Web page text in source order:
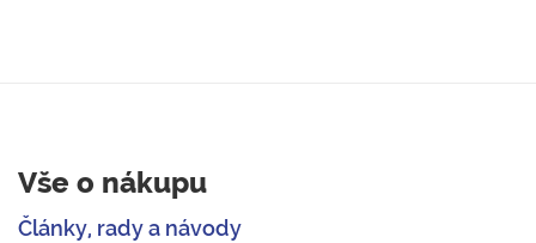
Vše o nákupu
Články, rady a návody